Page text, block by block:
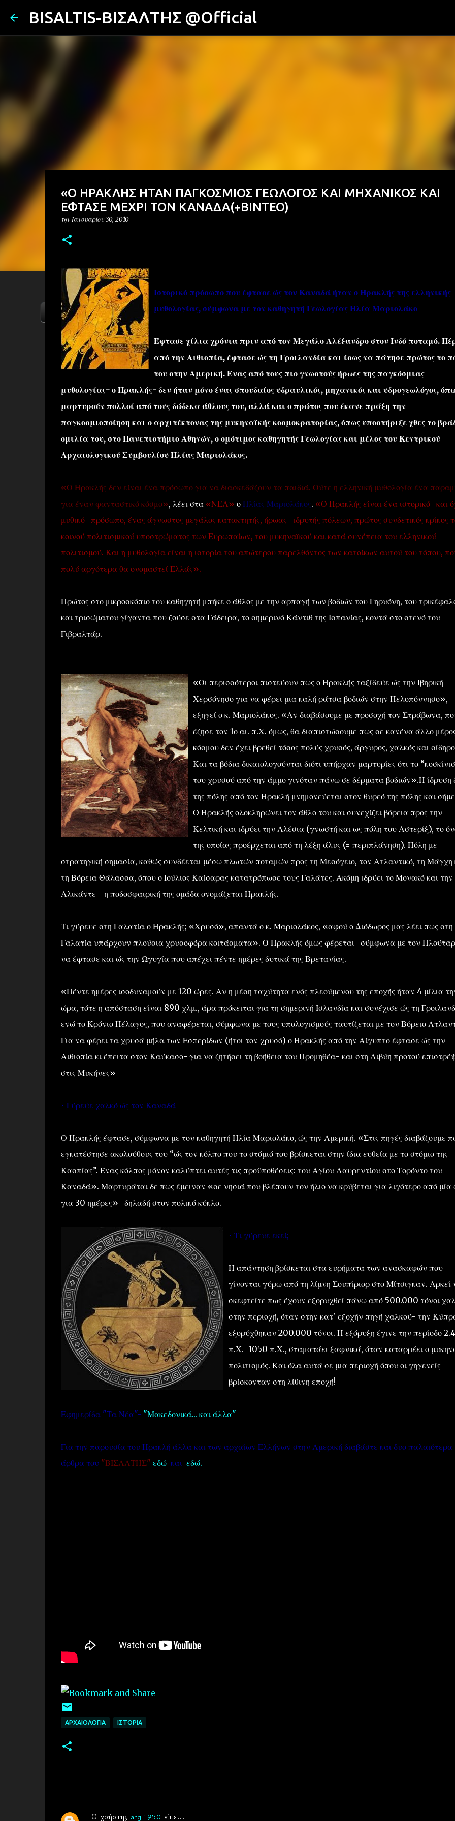
BISALTIS-ΒΙΣΑΛΤΗΣ @Official
ΑΡΧΙΚΗ YOUTUBE FACEBOOK ''ΜΑΓΕΜΕΝΕΣ'' /PROJECT ΣΧΕΤΙΚΑ/ABOUT
«Ο ΗΡΑΚΛΗΣ ΗΤΑΝ ΠΑΓΚΟΣΜΙΟΣ ΓΕΩΛΟΓΟΣ ΚΑΙ ΜΗΧΑΝΙΚΟΣ ΚΑΙ
ΕΦΤΑΣΕ ΜΕΧΡΙ ΤΟΝ ΚΑΝΑΔΑ(+ΒΙΝΤΕΟ)
την Ιανουαρίου 30, 2010
Ιστορικό πρόσωπο που έφτασε ώς τον Καναδά ήταν ο Ηρακλής της ελληνικής
μυθολογίας, σύμφωνα με τον καθηγητή Γεωλογίας Ηλία Μαριολάκο
Έφτασε χίλια χρόνια πριν από τον Μεγάλο Αλέξανδρο στον Ινδό ποταμό.
από την Αιθιοπία, έφτασε ώς τη Γροιλανδία και ίσως να πάτησε πρώτος το
του στην Αμερική. Ένας από τους πιο γνωστούς ήρωες της παγκόσμιας
μυθολογίας- ο Ηρακλής- δεν ήταν μόνο ένας σπουδαίος υδραυλικός, μηχανικός και υδρογεωλόγος,
μαρτυρούν πολλοί από τους δώδεκα άθλους του, αλλά και ο πρώτος που έκανε πράξη την
παγκοσμιοποίηση και ο αρχιτέκτονας της μυκηναϊκής κοσμοκρατορίας, όπως υποστήριξε χθες το
ομιλία του, στο Πανεπιστήμιο Αθηνών, ο ομότιμος καθηγητής Γεωλογίας και μέλος του Κεντρικού
Αρχαιολογικού Συμβουλίου Ηλίας Μαριολάκος.
«Ο Ηρακλής δεν είναι ένα πρόσωπο για να διασκεδάζουν τα παιδιά. Ούτε η ελληνική μυθολογία ένα
για έναν φανταστικό κόσμο», λέει στα «ΝΕΑ» ο Ηλίας Μαριολάκος. «Ο Ηρακλής είναι ένα ιστορικό- και
μυθικό- πρόσωπο, ένας άγνωστος μεγάλος κατακτητής, ήρωας- ιδρυτής πόλεων, πρώτος συνδετικός κρίκος
κοινού πολιτισμικού υποστρώματος των Ευρωπαίων, του μυκηναϊκού και κατά συνέπεια του ελληνικού
πολιτισμού. Και η μυθολογία είναι η ιστορία του απώτερου παρελθόντος των κατοίκων αυτού του τόπου,
πολύ αργότερα θα ονομαστεί Ελλάς».
Πρώτος στο μικροσκόπιο του καθηγητή μπήκε ο άθλος με την αρπαγή των βοδιών του Γηρυόνη, του
και τρισώματου γίγαντα που ζούσε στα Γάδειρα, το σημερινό Κάντιθ της Ισπανίας, κοντά στο στενό του
Γιβραλτάρ.
«Οι περισσότεροι πιστεύουν πως ο Ηρακλής ταξίδεψε ώς την Ιβηρική
Χερσόνησο για να φέρει μια καλή ράτσα βοδιών στην Πελοπόννησο»,
εξηγεί ο κ. Μαριολάκος. «Αν διαβάσουμε με προσοχή τον Στράβωνα,
έζησε τον 1ο αι. π.Χ. όμως, θα διαπιστώσουμε πως σε κανένα άλλο
κόσμου δεν έχει βρεθεί τόσος πολύς χρυσός, άργυρος, χαλκός και
Και τα βόδια δικαιολογούνται διότι υπήρχαν μαρτυρίες ότι το
του χρυσού από την άμμο γινόταν πάνω σε δέρματα βοδιών».Η ίδρυση
της πόλης από τον Ηρακλή μνημονεύεται στον θυρεό της πόλης και
Ο Ηρακλής ολοκληρώνει τον άθλο του και συνεχίζει βόρεια προς την
Κελτική και ιδρύει την Αλέσια (γνωστή και ως πόλη του Αστερίξ), το
της οποίας προέρχεται από τη λέξη άλυς (= περιπλάνηση). Πόλη με
στρατηγική σημασία, καθώς συνδέεται μέσω πλωτών ποταμών προς τη Μεσόγειο, τον Ατλαντικό, τη Μάγχη
τη Βόρεια Θάλασσα, όπου ο Ιούλιος Καίσαρας κατατρόπωσε τους Γαλάτες. Ακόμη ιδρύει το Μονακό και την
Αλικάντε - η ποδοσφαιρική της ομάδα ονομάζεται Ηρακλής.
Τι γύρευε στη Γαλατία ο Ηρακλής; «Χρυσό», απαντά ο κ. Μαριολάκος, «αφού ο Διόδωρος μας λέει πως στη
Γαλατία υπάρχουν πλούσια χρυσοφόρα κοιτάσματα». Ο Ηρακλής όμως φέρεται- σύμφωνα με τον
να έφτασε και ώς την Ωγυγία που απέχει πέντε ημέρες δυτικά της Βρετανίας.
«Πέντε ημέρες ισοδυναμούν με 120 ώρες. Αν η μέση ταχύτητα ενός πλεούμενου της εποχής ήταν 4 μίλια
ώρα, τότε η απόσταση είναι 890 χλμ., άρα πρόκειται για τη σημερινή Ισλανδία και συνέχισε ώς τη
ενώ το Κρόνιο Πέλαγος, που αναφέρεται, σύμφωνα με τους υπολογισμούς ταυτίζεται με τον Βόρειο
Για να φέρει τα χρυσά μήλα των Εσπερίδων (ήτοι τον χρυσό) ο Ηρακλής από την Αίγυπτο έφτασε ώς την
Αιθιοπία κι έπειτα στον Καύκασο- για να ζητήσει τη βοήθεια του Προμηθέα- και στη Λιβύη προτού
στις Μυκήνες»
• Γύρεψε χαλκό ώς τον Καναδά
Ο Ηρακλής έφτασε, σύμφωνα με τον καθηγητή Ηλία Μαριολάκο, ώς την Αμερική. «Στις πηγές διαβάζουμε
εγκατέστησε ακολούθους του “ώς τον κόλπο που το στόμιό του βρίσκεται στην ίδια ευθεία με το στόμιο της
Κασπίας”. Ένας κόλπος μόνον καλύπτει αυτές τις προϋποθέσεις: του Αγίου Λαυρεντίου στο Τορόντο του
Καναδά». Μαρτυράται δε πως έμειναν «σε νησιά που βλέπουν τον ήλιο να κρύβεται για λιγότερο από
για 30 ημέρες»- δηλαδή στον πολικό κύκλο.
• Τι γύρευε εκεί;
Η απάντηση βρίσκεται στα ευρήματα των ανασκαφών που
γίνονται γύρω από τη λίμνη Σουπίριορ στο Μίτσιγκαν. Αρκεί
σκεφτείτε πως έχουν εξορυχθεί πάνω από 500.000 τόνοι
στην περιοχή, όταν στην κατ΄ εξοχήν πηγή χαλκού- την
εξορύχθηκαν 200.000 τόνοι. Η εξόρυξη έγινε την περίοδο
π.Χ.- 1050 π.Χ., σταματάει ξαφνικά, όταν καταρρέει ο
πολιτισμός. Και όλα αυτά σε μια περιοχή όπου οι γηγενείς
βρίσκονταν στη λίθινη εποχή!
Εφημερίδα "Τα Νέα"- "Μακεδονικά... και άλλα"
Για την παρουσία του Ηρακλή άλλα και των αρχαίων Ελλήνων στην Αμερική διαβάστε και δυο παλαιότερα
άρθρα του "ΒΙΣΑΛΤΗΣ" εδώκαι εδώ.
ΑΡΧΑΙΟΛΟΓΙΑ ΙΣΤΟΡΙΑ
Ο χρήστης angi1950 είπε…